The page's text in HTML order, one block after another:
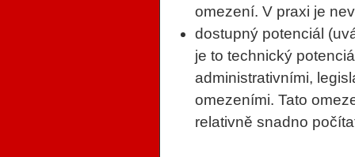
omezení. V praxi je
dostupný potenciál
je to technický
administrativními,
omezeními. Tato
relativně snadno